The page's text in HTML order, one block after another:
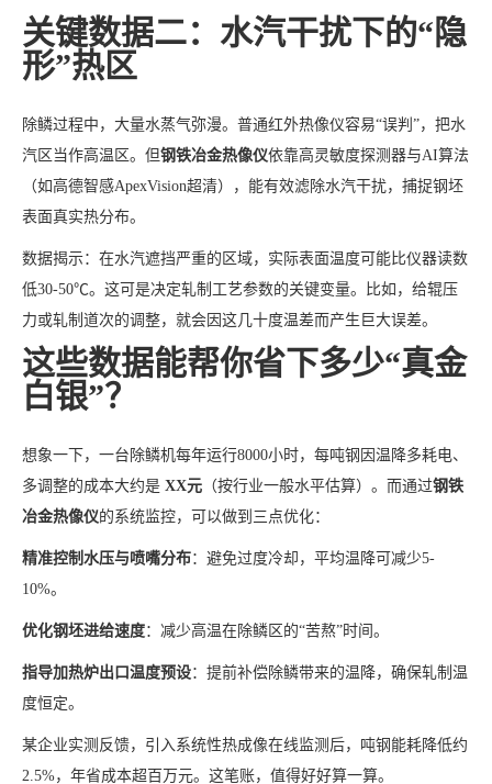
关键数据二：水汽干扰下的“隐
形”热区
除鳞过程中，大量水蒸气弥漫。普通红外热像仪容易“误判”，把水
汽区当作高温区。但钢铁冶金热像仪依靠高灵敏度探测器与AI算法
（如高德智感ApexVision超清），能有效滤除水汽干扰，捕捉钢坯
表面真实热分布。
数据揭示：在水汽遮挡严重的区域，实际表面温度可能比仪器读数
低30-50℃。这可是决定轧制工艺参数的关键变量。比如，给辊压
力或轧制道次的调整，就会因这几十度温差而产生巨大误差。
这些数据能帮你省下多少“真金
白银”？
想象一下，一台除鳞机每年运行8000小时，每吨钢因温降多耗电、
多调整的成本大约是 XX元 （按行业一般水平估算）。而通过钢铁
冶金热像仪的系统监控，可以做到三点优化：
精准控制水压与喷嘴分布：避免过度冷却，平均温降可减少5-
10%。
优化钢坯进给速度：减少高温在除鳞区的“苦熬”时间。
指导加热炉出口温度预设：提前补偿除鳞带来的温降，确保轧制温
度恒定。
某企业实测反馈，引入系统性热成像在线监测后，吨钢能耗降低约
2.5%，年省成本超百万元。这笔账，值得好好算一算。